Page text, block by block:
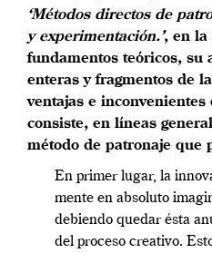
‘Métodos directos de
y experimentación.’, en la
fundamentos teóricos, su
enteras y fragmentos de
ventajas e
consiste, en líneas
método de patronaje que
En primer lugar, la
mente en absoluto
debiendo quedar ésta
del proceso creativo.